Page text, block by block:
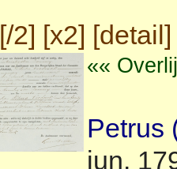
[/2] [x2] [detail]
««
Petrus
jun.